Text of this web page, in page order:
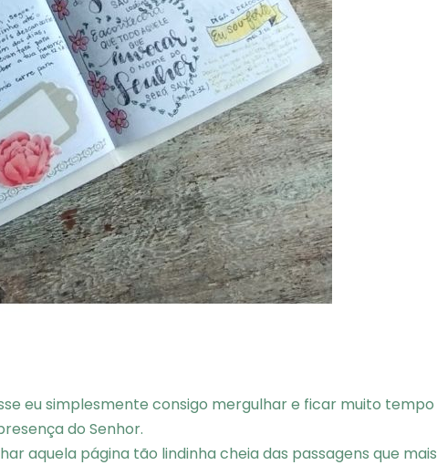
eu simplesmente consigo mergulhar e ficar muito tempo
do Senhor.
aquela página tão lindinha cheia das passagens que mais